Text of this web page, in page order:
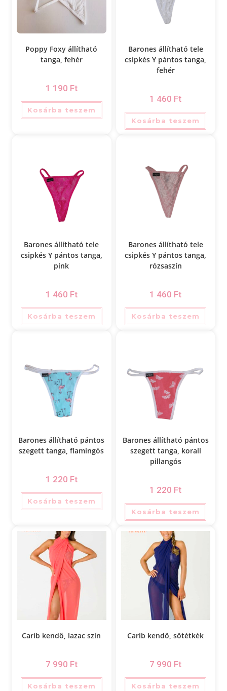
Poppy Foxy állítható
tanga, fehér
1 190 Ft
Kosárba teszem
Barones állítható tele
csipkés Y pántos tanga,
fehér
1 460 Ft
Kosárba teszem
Barones állítható tele
csipkés Y pántos tanga,
pink
1 460 Ft
Kosárba teszem
Barones állítható tele
csipkés Y pántos tanga,
rózsaszín
1 460 Ft
Kosárba teszem
Barones állítható pántos
szegett tanga, flamingós
1 220 Ft
Kosárba teszem
Barones állítható pántos
szegett tanga, korall
pillangós
1 220 Ft
Kosárba teszem
Carib kendő, lazac szín
7 990 Ft
Kosárba teszem
Carib kendő, sötétkék
7 990 Ft
Kosárba teszem